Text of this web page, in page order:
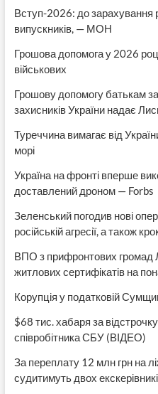
Вступ-2026: до зарахування
випускників, — МОН
Грошова допомога у 2026
військових
Грошову допомогу батькам
захисників України надає
Туреччина вимагає від
морі
Україна на фронті вперше
доставлений дроном — Forbs
Зеленський погодив нові
російській агресії, а також
ВПО з прифронтових громад
житлових сертифікатів на
Корупція у податковій
$68 тис. хабаря за
співробітника СБУ (ВІДЕО)
За переплату 12 млн грн на
судитимуть двох